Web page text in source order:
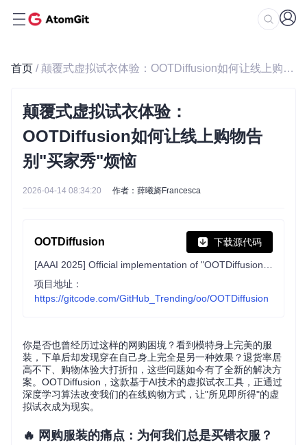
首页 / 颠覆式虚拟试衣体验：OOTDiffusion如何让线上购物告别"买家秀"烦恼
颠覆式虚拟试衣体验：
OOTDiffusion如何让线上购物告
别"买家秀"烦恼
2026-04-14 08:34:20 作者：薛曦旖Francesca
OOTDiffusion 下载源代码
项目地址：
https://gitcode.com/GitHub_Trending/oo/OOTDiffusion
你是否也曾经历过这样的网购困境？看到模特身上完美的服
装，下单后却发现穿在自己身上完全是另一种效果？退货率居
高不下、购物体验大打折扣，这些问题如今有了全新的解决方
案。OOTDiffusion，这款基于AI技术的虚拟试衣工具，正通过
深度学习算法改变我们的在线购物方式，让"所见即所得"的虚
拟试衣成为现实。
🔥 网购服装的痛点：为何我们总是买错衣服？